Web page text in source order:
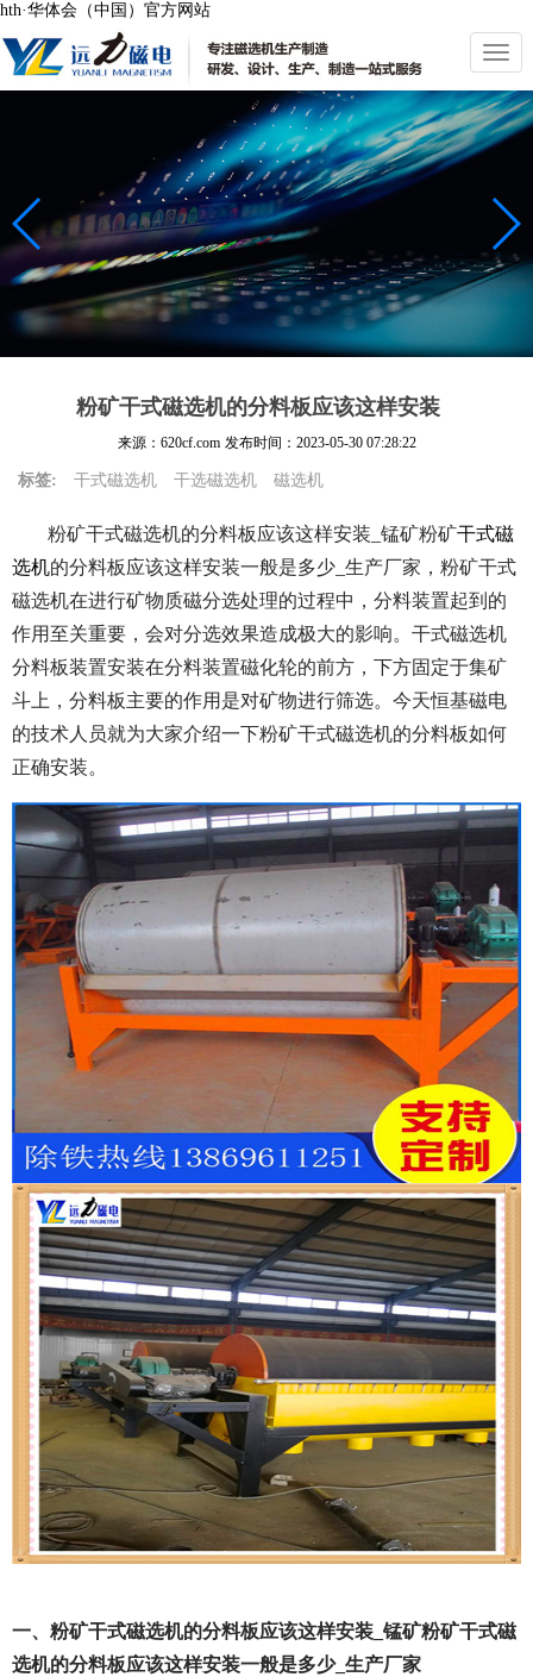
hth·华体会（中国）官方网站
切
换
导
航
粉矿干式磁选机的分料板应该这样安装
来源：620cf.com 发布时间： 2023-05-30 07:28:22
标签: 干式磁选机 干选磁选机 磁选机
粉矿干式磁选机的分料板应该这样安装_锰矿粉矿干式磁
选机的分料板应该这样安装一般是多少_生产厂家，粉矿干式
磁选机在进行矿物质磁分选处理的过程中，分料装置起到的
作用至关重要，会对分选效果造成极大的影响。干式磁选机
分料板装置安装在分料装置磁化轮的前方，下方固定于集矿
斗上，分料板主要的作用是对矿物进行筛选。今天恒基磁电
的技术人员就为大家介绍一下粉矿干式磁选机的分料板如何
正确安装。
一、粉矿干式磁选机的分料板应该这样安装_锰矿粉矿干式磁
选机的分料板应该这样安装一般是多少_生产厂家